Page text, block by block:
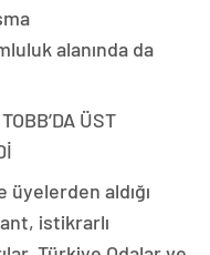
alanında da
ÜST
üyelerden aldığı
istikrarlı